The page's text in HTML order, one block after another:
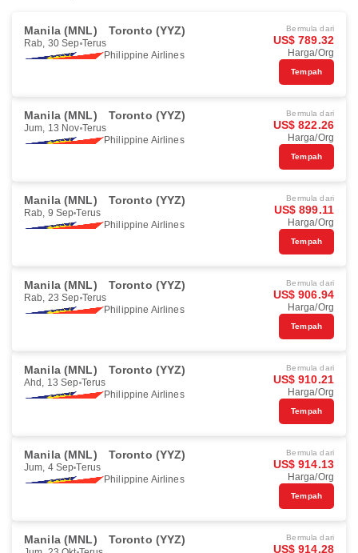
Manila (MNL) Toronto (YYZ)
Rab, 30 Sep Terus
Philippine Airlines
Bermula dari
US$ 789.32
Harga/Org
Tempah
Manila (MNL) Toronto (YYZ)
Jum, 13 Nov Terus
Philippine Airlines
Bermula dari
US$ 822.26
Harga/Org
Tempah
Manila (MNL) Toronto (YYZ)
Rab, 9 Sep Terus
Philippine Airlines
Bermula dari
US$ 899.11
Harga/Org
Tempah
Manila (MNL) Toronto (YYZ)
Rab, 23 Sep Terus
Philippine Airlines
Bermula dari
US$ 906.94
Harga/Org
Tempah
Manila (MNL) Toronto (YYZ)
Ahd, 13 Sep Terus
Philippine Airlines
Bermula dari
US$ 910.21
Harga/Org
Tempah
Manila (MNL) Toronto (YYZ)
Jum, 4 Sep Terus
Philippine Airlines
Bermula dari
US$ 914.13
Harga/Org
Tempah
Manila (MNL) Toronto (YYZ) Bermula dari
US$ 914.28